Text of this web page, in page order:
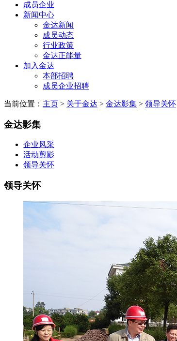
成员企业
新闻中心
金达新闻
成员动态
行业政策
金达正能量
加入金达
本部招聘
成员企业招聘
当前位置： 主页 > 关于金达 > 金达影集 > 领导关怀
金达影集
企业风采
活动剪影
领导关怀
领导关怀